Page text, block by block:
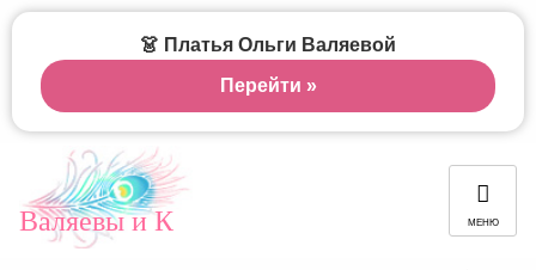
Валяевы и К МЕНЮ
👗 Платья Ольги Валяевой
Перейти »